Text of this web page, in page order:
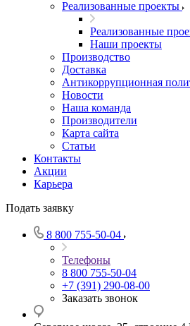
Реализованные проекты
Реализованные
Наши проекты
Производство
Доставка
Антикоррупционная
Новости
Наша команда
Производители
Карта сайта
Статьи
Контакты
Акции
Карьера
Подать заявку
8 800 755-50-04
Телефоны
8 800 755-50-04
+7 (391) 290-08-00
Заказать звонок